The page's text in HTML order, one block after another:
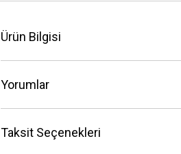
Ürün Bilgisi
Yorumlar
Taksit Seçenekleri